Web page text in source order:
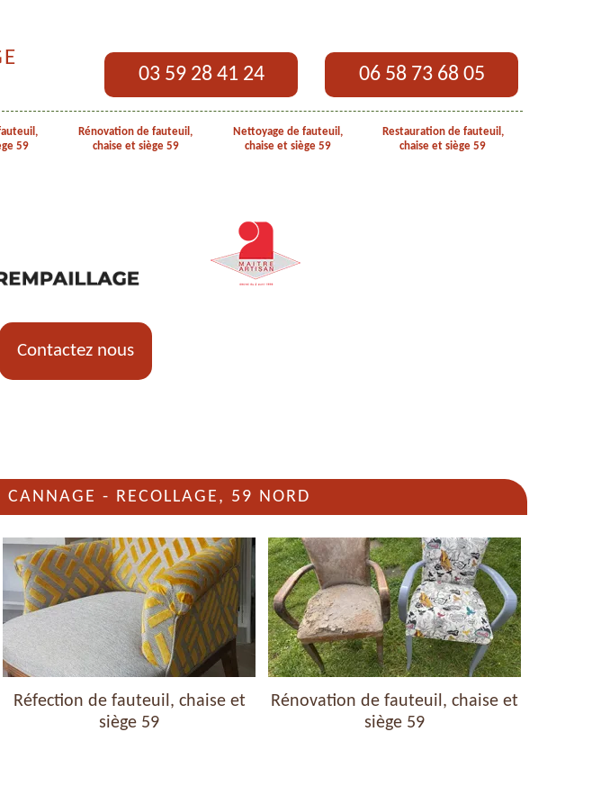
03 59 28 41 24 06 58 73 68 05
59
Rénovation de fauteuil,
chaise et siège 59
Nettoyage de fauteuil,
chaise et siège 59
Restauration de fauteuil,
chaise et siège 59
Contactez nous
- RECOLLAGE, 59 NORD
Réfection de fauteuil, chaise et
siège 59
Rénovation de fauteuil, chaise et
siège 59